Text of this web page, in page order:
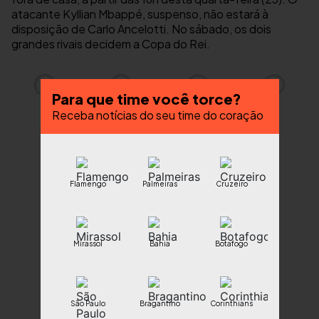
atacante Kyllian Mbappé, suspenso, não estará à
disposição de Carlo Ancelotti. No sábado, os dois
grandes rivais decidem a Copa do Rei.
Para que time você torce?
Receba notícias do seu time do coração
Flamengo Palmeiras Cruzeiro
Mirassol Bahia Botafogo
São Paulo Bragantino Corinthians